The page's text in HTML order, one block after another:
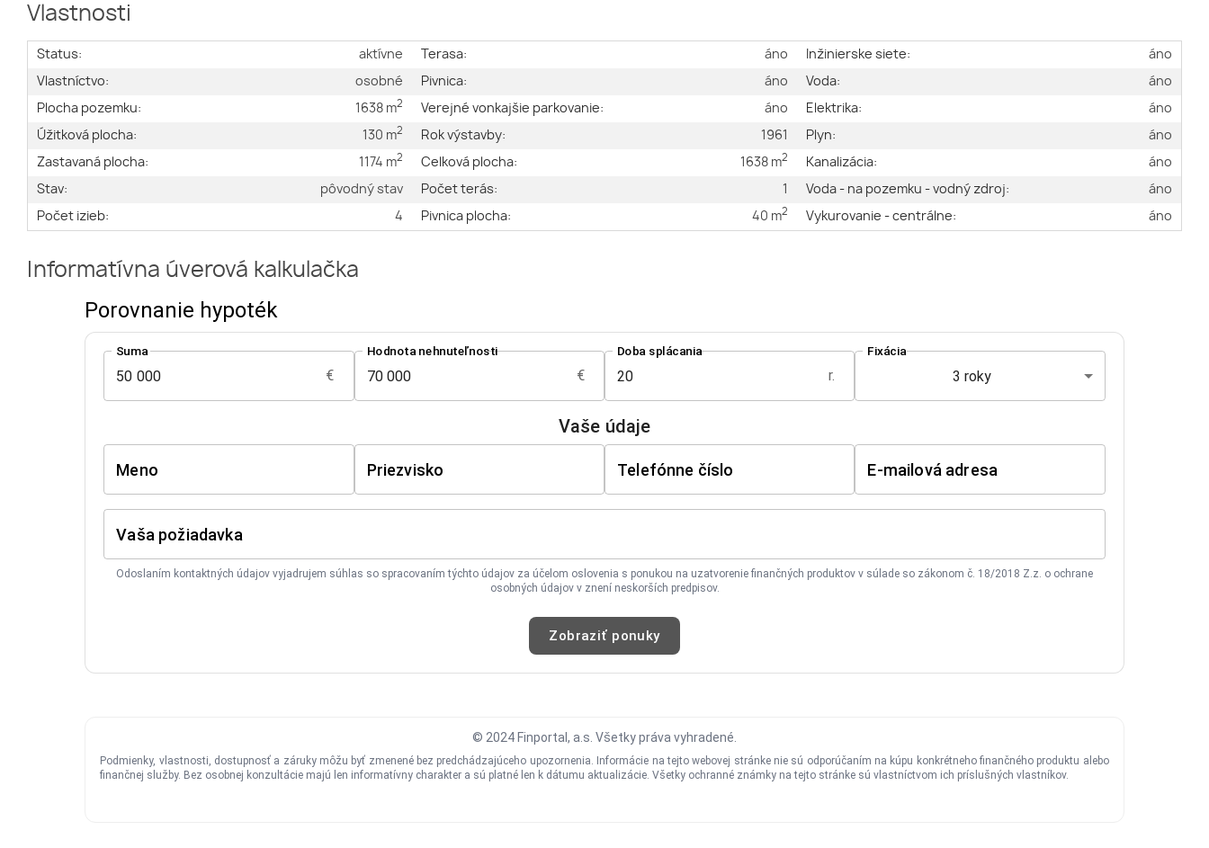
Vlastnosti
Status:
aktívne
Vlastníctvo:
osobné
Plocha pozemku:
1638 m2
Úžitková plocha: 130 m2
Zastavaná plocha: 1174 m2
Stav:
pôvodný stav
Počet izieb:
4
Terasa:
áno
Pivnica:
áno
Verejné vonkajšie parkovanie:
áno
Rok výstavby:
1961
Celková plocha:
1638 m2
Počet terás:
1
Pivnica plocha:
40 m2
Inžinierske siete:
áno
Voda:
áno
Elektrika:
áno
Plyn:
áno
Kanalizácia:
áno
Voda - na pozemku - vodný zdroj:
áno
Vykurovanie - centrálne:
áno
Informatívna úverová kalkulačka